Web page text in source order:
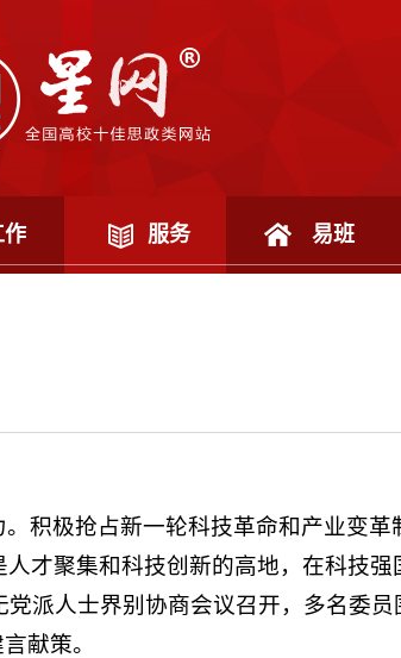
作 服务 易班
积极抢占新一轮科技革命和产业变革
才聚集和科技创新的高地，在科技强
派人士界别协商会议召开，多名委员
献策。